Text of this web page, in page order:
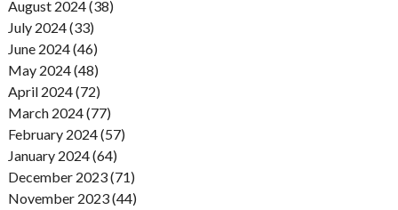
August 2024 (38)
July 2024 (33)
June 2024 (46)
May 2024 (48)
April 2024 (72)
March 2024 (77)
February 2024 (57)
January 2024 (64)
December 2023 (71)
November 2023 (44)